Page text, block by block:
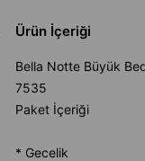
Ürün İçeriği
Bella Notte Büyük
7535
Paket İçeriği
* Gecelik